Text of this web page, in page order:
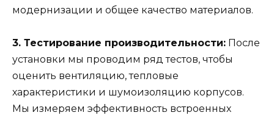
модернизации и общее качество материалов.
3. Тестирование производительности: После
установки мы проводим ряд тестов, чтобы
оценить вентиляцию, тепловые
характеристики и шумоизоляцию корпусов.
Мы измеряем эффективность встроенных